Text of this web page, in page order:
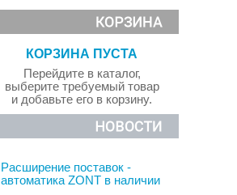
КОРЗИНА ПУСТА
Перейдите в каталог,
выберите требуемый товар
и добавьте его в корзину.
Расширение поставок -
автоматика ZONT в наличии